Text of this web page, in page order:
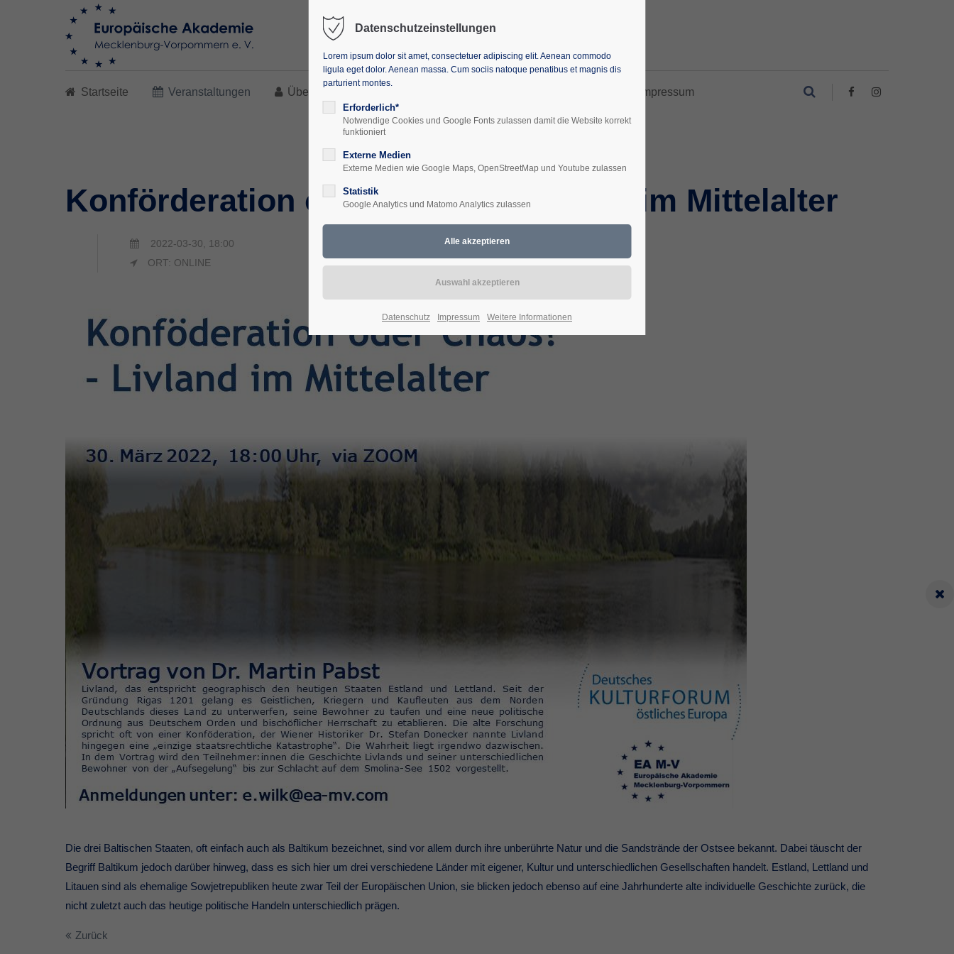
Startseite Veranstaltungen Über uns Impressum
Konförderation oder Chaos? -Livland im Mittelalter
2022-03-30, 18:00
ORT: ONLINE
Die drei Baltischen Staaten, oft einfach auch als Baltikum bezeichnet, sind vor allem durch ihre unberührte Natur und die Sandstrände der Ostsee bekannt. Dabei täuscht der
Begriff Baltikum jedoch darüber hinweg, dass es sich hier um drei verschiedene Länder mit eigener, Kultur und unterschiedlichen Gesellschaften handelt. Estland, Lettland und
Litauen sind als ehemalige Sowjetrepubliken heute zwar Teil der Europäischen Union, sie blicken jedoch ebenso auf eine Jahrhunderte alte individuelle Geschichte zurück, die
nicht zuletzt auch das heutige politische Handeln unterschiedlich prägen.
Zurück
Datenschutzeinstellungen
Lorem ipsum dolor sit amet, consectetuer adipiscing elit. Aenean commodo
ligula eget dolor. Aenean massa. Cum sociis natoque penatibus et magnis dis
parturient montes.
Erforderlich*
Notwendige Cookies und Google Fonts zulassen damit die Website korrekt
funktioniert
Externe Medien
Externe Medien wie Google Maps, OpenStreetMap und Youtube zulassen
Statistik
Google Analytics und Matomo Analytics zulassen
Datenschutz Impressum Weitere Informationen